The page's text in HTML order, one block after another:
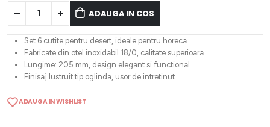
ADAUGA IN COS
Set 6 cutite pentru desert, ideale pentru horeca
Fabricate din otel inoxidabil 18/0, calitate superioara
Lungime: 205 mm, design elegant si functional
Finisaj lustruit tip oglinda, usor de intretinut
ADAUGA IN WISHLIST